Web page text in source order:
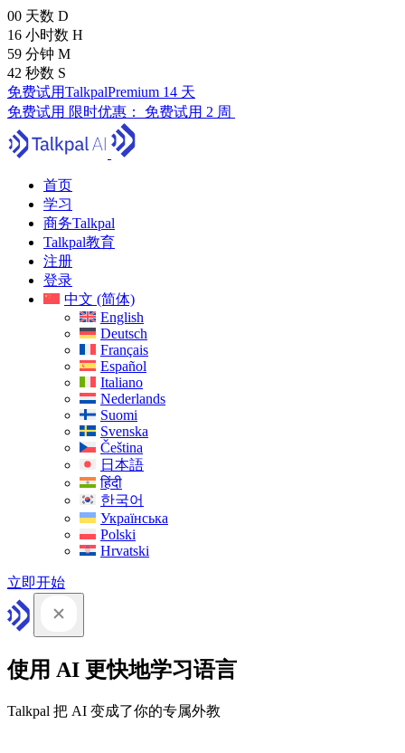
00 天数 D
16 小时数 H
59 分钟 M
41 秒数 S
免费试用TalkpalPremium 14 天
免费试用 限时优惠： 免费试用 2 周
首页
学习
商务Talkpal
Talkpal教育
注册
登录
中文 (简体)
English
Deutsch
Français
Español
Italiano
Nederlands
Suomi
Svenska
Čeština
日本語
हिंदी
한국어
Українська
Polski
Hrvatski
立即开始
使用 AI 更快地学习语言
Talkpal 把 AI 变成了你的专属外教